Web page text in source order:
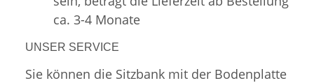
ca. 3-4 Monate
UNSER SERVICE
Sie können die Sitzbank mit der Bodenplatte